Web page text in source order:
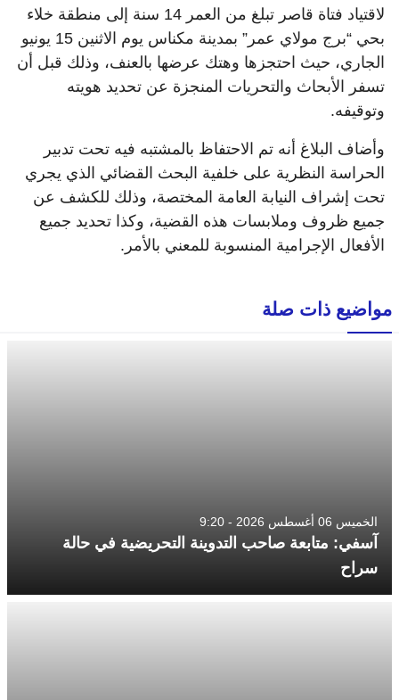
لاقتياد فتاة قاصر تبلغ من العمر 14 سنة إلى منطقة خلاء
بحي “برج مولاي عمر” بمدينة مكناس يوم الاثنين 15 يونيو
الجاري، حيث احتجزها وهتك عرضها بالعنف، وذلك قبل أن
تسفر الأبحاث والتحريات المنجزة عن تحديد هويته
وتوقيفه.
وأضاف البلاغ أنه تم الاحتفاظ بالمشتبه فيه تحت تدبير
الحراسة النظرية على خلفية البحث القضائي الذي يجري
تحت إشراف النيابة العامة المختصة، وذلك للكشف عن
جميع ظروف وملابسات هذه القضية، وكذا تحديد جميع
الأفعال الإجرامية المنسوبة للمعني بالأمر.
مواضيع ذات صلة
الخميس 06 أغسطس 2026 - 9:20
آسفي: متابعة صاحب التدوينة التحريضية في حالة
سراح